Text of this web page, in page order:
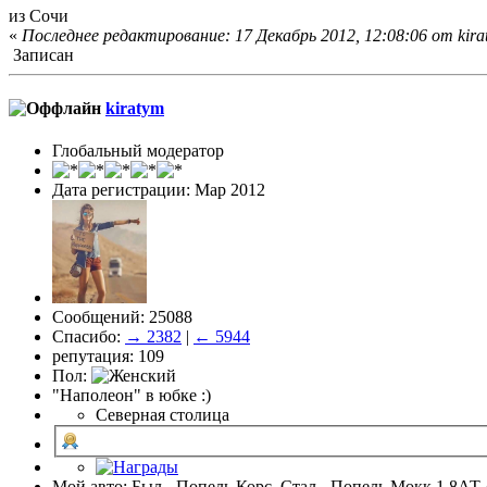
из Сочи
« Последнее редактирование: 17 Декабрь 2012, 12:08:06 от
Записан
kiratym
Глобальный модератор
Дата регистрации: Мар 2012
Сообщений: 25088
Спасибо: → 2382 | ← 5944
репутация: 109
Пол:
"Наполеон" в юбке :)
Северная столица